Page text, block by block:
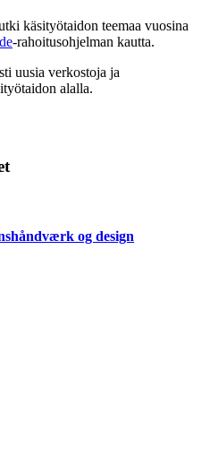
käsityötaidon teemaa vuosina
-rahoitusohjelman kautta.
uusia verkostoja ja
alalla.
og design